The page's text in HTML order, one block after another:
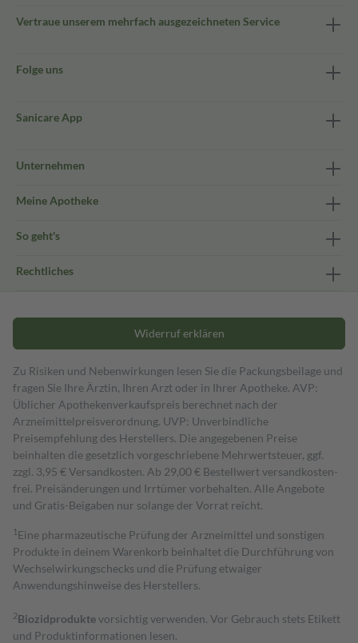
Vertraue unserem mehrfach ausgezeichneten Service
Folge uns
Sanicare App
Unternehmen
Meine Apotheke
So geht's
Rechtliches
Widerruf erklären
Zu Risiken und Nebenwirkungen lesen Sie die Packungsbeilage und
fragen Sie Ihre Ärztin, Ihren Arzt oder in Ihrer Apotheke. AVP:
Üblicher Apothekenverkaufspreis berechnet nach der
Arzneimittelpreisverordnung. UVP: Unverbindliche
Preisempfehlung des Herstellers. Die angegebenen Preise
beinhalten die gesetzlich vorgeschriebene Mehrwertsteuer, ggf.
zzgl. 3,95 € Versandkosten. Ab 29,00 € Bestell­wert versand­kosten­
frei. Preisänderungen und Irrtümer vorbehalten. Alle Angebote
und Gratis-Beigaben nur solange der Vorrat reicht.
1 Eine pharmazeutische Prüfung der Arzneimittel und sonstigen
Produkte in deinem Warenkorb beinhaltet die Durchführung von
Wechselwirkungschecks und die Prüfung etwaiger
Anwendungshinweise des Herstellers.
2Biozidproduktevorsichtig verwenden. Vor Gebrauch stets Etikett
und Produktinformationen lesen.